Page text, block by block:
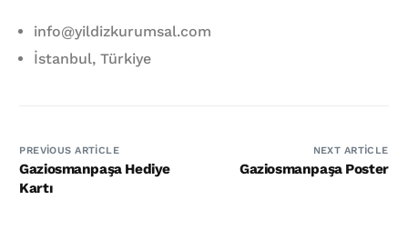
info@yildizkurumsal.com
İstanbul, Türkiye
PREVIOUS ARTICLE
Gaziosmanpaşa Hediye
Kartı
NEXT ARTICLE
Gaziosmanpaşa Poster